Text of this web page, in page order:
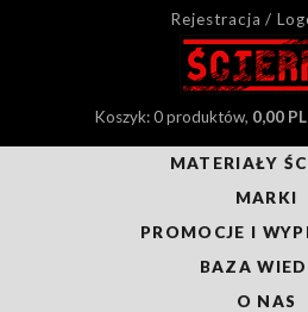
Rejestracja /
Koszyk: 0 produktów, 0,00
MATERIAŁY
MARKI
PROMOCJE I
BAZA
O NAS